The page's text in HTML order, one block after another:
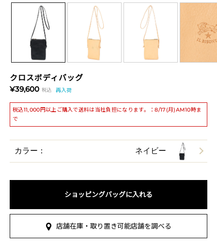
クロスボディバッグ
¥39,600 税込 再入荷
税込11,000円以上ご購入で送料は当社負担になります。：8/17(月)AM10時ま
で
カラー： ネイビー
ショッピングバッグに入れる
店舗在庫・取り置き可能店舗を調べる